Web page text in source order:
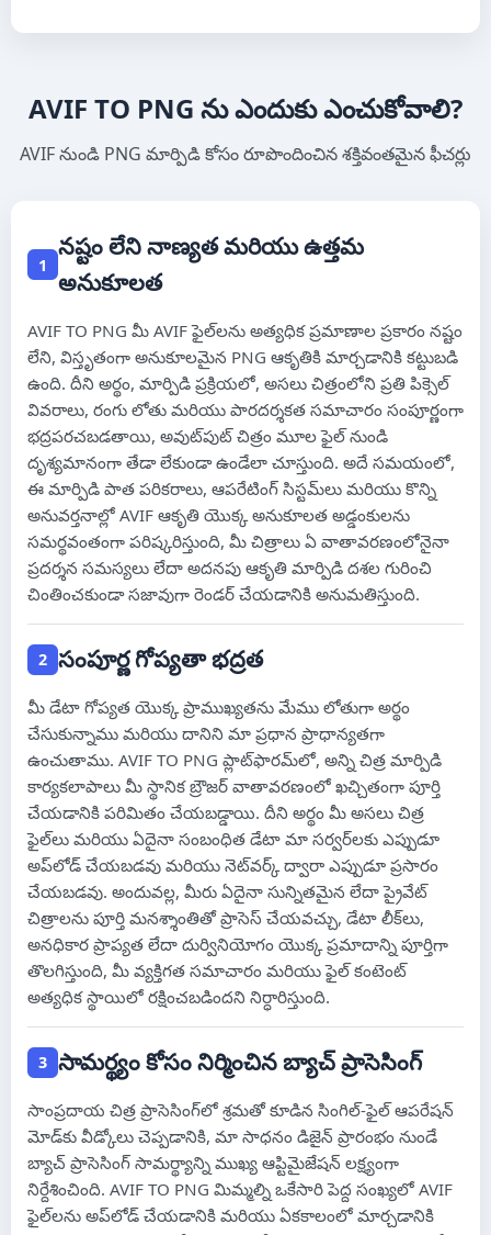
Kiswahili
Èdè Yorùbá
Asụsụ Igbo
Hausa
Afrikaans
አማርኛ
Afaan Oromoo
Ikinyarwanda
Wolof
Fulfulde
Soomaali
AVIF TO PNG ను ఎందుకు ఎంచుకోవాలి?
AVIF నుండి PNG మార్పిడి కోసం రూపొందించిన శక్తివంతమైన ఫీచర్లు
1
నష్టం లేని నాణ్యత మరియు ఉత్తమ
అనుకూలత
AVIF TO PNG మీ AVIF ఫైల్‌లను అత్యధిక ప్రమాణాల ప్రకారం నష్టం
లేని, విస్తృతంగా అనుకూలమైన PNG ఆకృతికి మార్చడానికి కట్టుబడి
ఉంది. దీని అర్థం, మార్పిడి ప్రక్రియలో, అసలు చిత్రంలోని ప్రతి పిక్సెల్
వివరాలు, రంగు లోతు మరియు పారదర్శకత సమాచారం సంపూర్ణంగా
భద్రపరచబడతాయి, అవుట్‌పుట్ చిత్రం మూల ఫైల్ నుండి
దృశ్యమానంగా తేడా లేకుండా ఉండేలా చూస్తుంది. అదే సమయంలో,
ఈ మార్పిడి పాత పరికరాలు, ఆపరేటింగ్ సిస్టమ్‌లు మరియు కొన్ని
అనువర్తనాల్లో AVIF ఆకృతి యొక్క అనుకూలత అడ్డంకులను
సమర్థవంతంగా పరిష్కరిస్తుంది, మీ చిత్రాలు ఏ వాతావరణంలోనైనా
ప్రదర్శన సమస్యలు లేదా అదనపు ఆకృతి మార్పిడి దశల గురించి
చింతించకుండా సజావుగా రెండర్ చేయడానికి అనుమతిస్తుంది.
2 సంపూర్ణ గోప్యతా భద్రత
మీ డేటా గోప్యత యొక్క ప్రాముఖ్యతను మేము లోతుగా అర్థం
చేసుకున్నాము మరియు దానిని మా ప్రధాన ప్రాధాన్యతగా
ఉంచుతాము. AVIF TO PNG ప్లాట్‌ఫారమ్‌లో, అన్ని చిత్ర మార్పిడి
కార్యకలాపాలు మీ స్థానిక బ్రౌజర్ వాతావరణంలో ఖచ్చితంగా పూర్తి
చేయడానికి పరిమితం చేయబడ్డాయి. దీని అర్థం మీ అసలు చిత్ర
ఫైల్‌లు మరియు ఏదైనా సంబంధిత డేటా మా సర్వర్‌లకు ఎప్పుడూ
అప్‌లోడ్ చేయబడవు మరియు నెట్‌వర్క్ ద్వారా ఎప్పుడూ ప్రసారం
చేయబడవు. అందువల్ల, మీరు ఏదైనా సున్నితమైన లేదా ప్రైవేట్
చిత్రాలను పూర్తి మనశ్శాంతితో ప్రాసెస్ చేయవచ్చు, డేటా లీక్‌లు,
అనధికార ప్రాప్యత లేదా దుర్వినియోగం యొక్క ప్రమాదాన్ని పూర్తిగా
తొలగిస్తుంది, మీ వ్యక్తిగత సమాచారం మరియు ఫైల్ కంటెంట్
అత్యధిక స్థాయిలో రక్షించబడిందని నిర్ధారిస్తుంది.
3 సామర్థ్యం కోసం నిర్మించిన బ్యాచ్ ప్రాసెసింగ్
సాంప్రదాయ చిత్ర ప్రాసెసింగ్‌లో శ్రమతో కూడిన సింగిల్-ఫైల్ ఆపరేషన్
మోడ్‌కు వీడ్కోలు చెప్పడానికి, మా సాధనం డిజైన్ ప్రారంభం నుండే
బ్యాచ్ ప్రాసెసింగ్ సామర్థ్యాన్ని ముఖ్య ఆప్టిమైజేషన్ లక్ష్యంగా
నిర్దేశించింది. AVIF TO PNG మిమ్మల్ని ఒకేసారి పెద్ద సంఖ్యలో AVIF
ఫైల్‌లను అప్‌లోడ్ చేయడానికి మరియు ఏకకాలంలో మార్చడానికి